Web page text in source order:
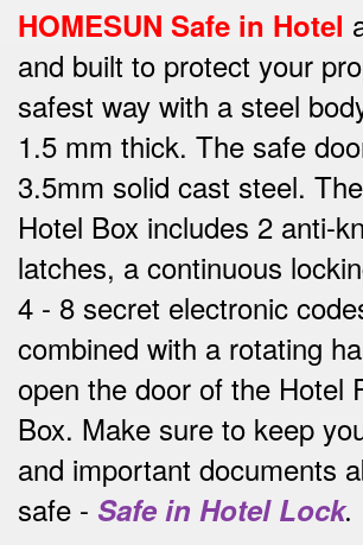
HOMESUN Safe in Hotel
and built to protect your
safest way with a steel
1.5 mm thick. The safe
3.5mm solid cast steel.
Hotel Box includes 2 anti-
latches, a continuous
4 - 8 secret electronic
combined with a rotating
open the door of the Hotel
Box. Make sure to keep
and important documents
safe - Safe in Hotel Lock.